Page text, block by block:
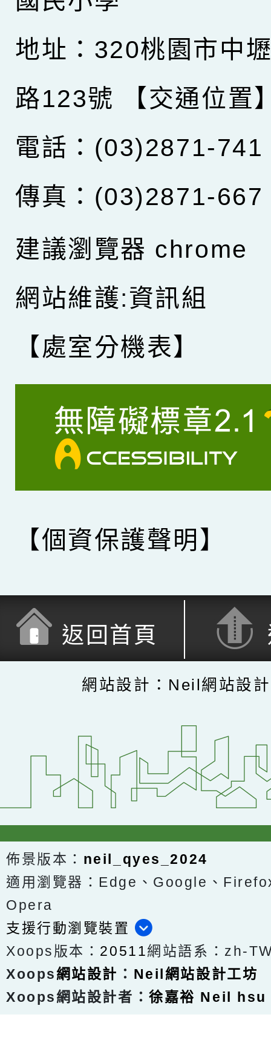
地址：320桃園市中
路123號
【交通位置
電話：(03)2871-741
傳真：(03)2871-667
建議瀏覽器 chrome
網站維護:資訊組
【處室分機表】
【個資保護聲明】
返回首頁
網站設計：Neil網站設
佈景版本： neil_qyes_2024
適用瀏覽器：Edge、Google、
Opera
支援行動瀏覽裝置
Xoops版本： 20511網站語系：zh-
Xoops網站設計 ： Neil網站設計工坊
Xoops網站設計者：徐嘉裕 Neil hsu